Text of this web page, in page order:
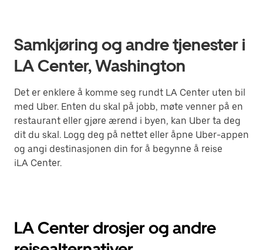
Samkjøring og andre tjenester i
LA Center, Washington
Det er enklere å komme seg rundt LA Center uten bil
med Uber. Enten du skal på jobb, møte venner på en
restaurant eller gjøre ærend i byen, kan Uber ta deg
dit du skal. Logg deg på nettet eller åpne Uber-appen
og angi destinasjonen din for å begynne å reise
iLA Center.
LA Center drosjer og andre